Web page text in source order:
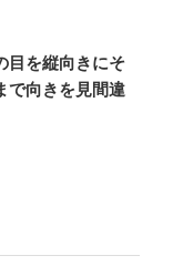
目を縦向きにそ
で向きを見間違